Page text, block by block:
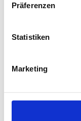
Präferenzen
Statistiken
Marketing